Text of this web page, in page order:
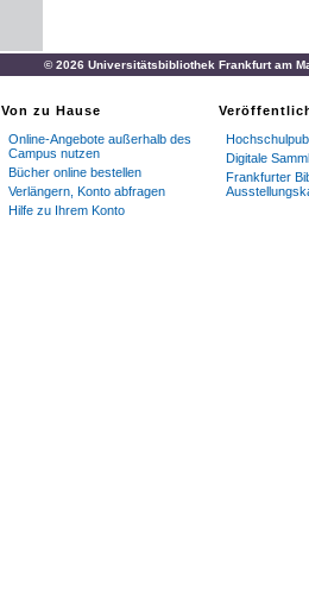
© 2026 Universitätsbibliothek Frankfurt am
Von zu Hause
Online-Angebote außerhalb des
Campus nutzen
Bücher online bestellen
Verlängern, Konto abfragen
Hilfe zu Ihrem Konto
Digitale
Frankfurter